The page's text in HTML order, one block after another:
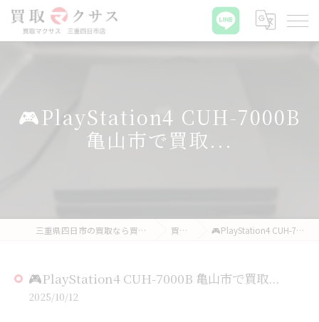
🎮PlayStation4 CUH-7000B
亀山市で買取...
三重県四日市の買取なら買取マクサス 三重四日市店 買取実績 🎮PlayStation4 CUH-7000B 亀山市で買取...
🎮PlayStation4 CUH-7000B 亀山市で買取...
2025/10/12